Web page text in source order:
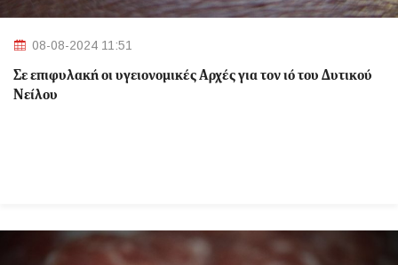
08-08-2024 11:51
Σε επιφυλακή οι υγειονομικές Αρχές για τον ιό του Δυτικού
Νείλου